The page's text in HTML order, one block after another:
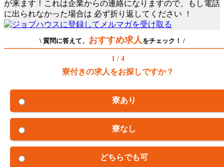
が来ます！これは企業からの連絡になりますので、もし電話
に出られなかった場合は 必ず折り返してください ！
\ 質問に答えて、 おすすめ求人をチェック！ /
1 / 4
寮付きの求人をお探しですか？
寮あり
寮なし
どちらでも可